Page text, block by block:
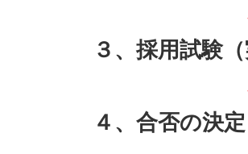
３、採用試験
４、合否の決定